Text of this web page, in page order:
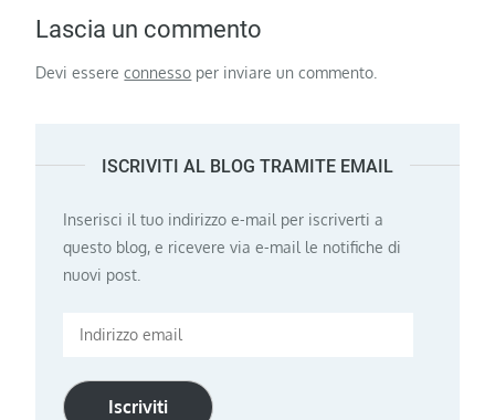
Lascia un commento
Devi essereconnesso per inviare un commento.
ISCRIVITI AL BLOG TRAMITE EMAIL
Inserisci il tuo indirizzo e-mail per iscriverti a
questo blog, e ricevere via e-mail le notifiche di
nuovi post.
Indirizzo
Iscriviti